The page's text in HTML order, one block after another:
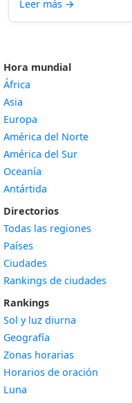
Leer más →
Hora mundial
África
Asia
Europa
América del Norte
América del Sur
Oceanía
Antártida
Directorios
Todas las regiones
Países
Ciudades
Rankings de ciudades
Rankings
Sol y luz diurna
Geografía
Zonas horarias
Horarios de oración
Luna